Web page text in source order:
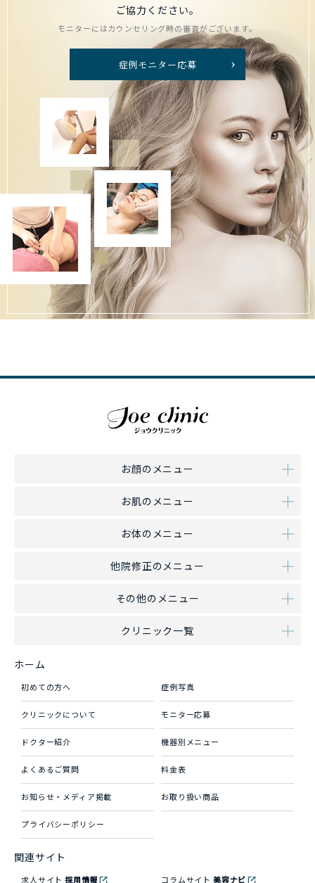
ご協力ください。
モニターにはカウンセリング時の審査がございます。
症例モニター応募
お顔のメニュー
お肌のメニュー
お体のメニュー
他院修正のメニュー
その他のメニュー
クリニック一覧
ホーム
初めての方へ 症例写真
クリニックについて モニター応募
ドクター紹介 機器別メニュー
よくあるご質問 料金表
お知らせ・メディア掲載 お取り扱い商品
プライバシーポリシー
関連サイト
求人サイト採用情報 コラムサイト 美容ナビ